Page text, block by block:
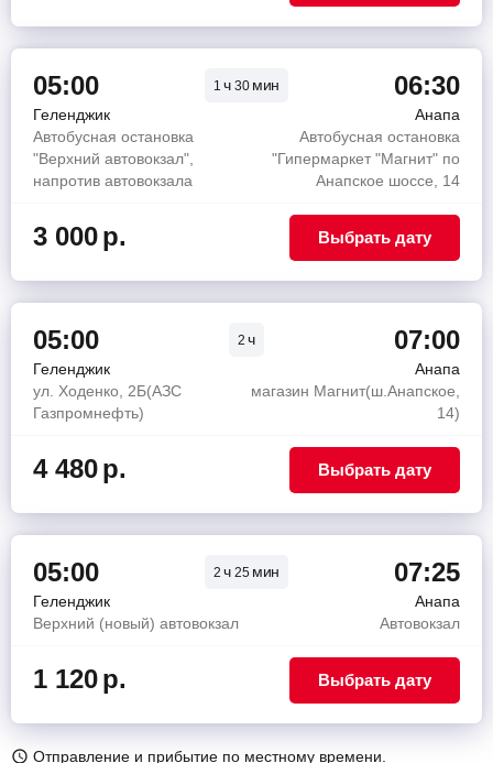
05:00 1ч 30 мин 06:30
Геленджик
Анапа
Автобусная остановка
"Верхний автовокзал",
напротив автовокзала
Автобусная остановка
"Гипермаркет "Магнит" по
Анапское шоссе, 14
3 000р. Выбрать дату
05:00 2ч 07:00
Геленджик
Анапа
ул. Ходенко, 2Б(АЗС
Газпромнефть)
магазин Магнит(ш.Анапское,
14)
4 480р. Выбрать дату
05:00 2ч 25 мин 07:25
Геленджик
Анапа
Верхний (новый) автовокзал
Автовокзал
1 120р. Выбрать дату
Отправление и прибытие по местному времени.